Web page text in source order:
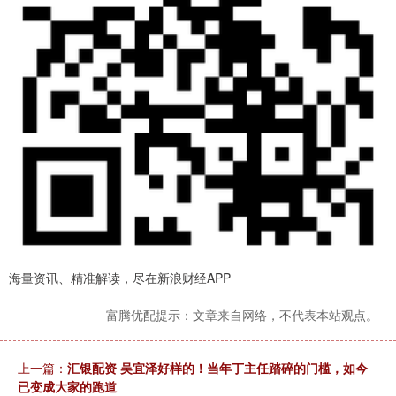
海量资讯、精准解读，尽在新浪财经APP
富腾优配提示：文章来自网络，不代表本站观点。
上一篇： 汇银配资 吴宜泽好样的！当年丁主任踏碎的门槛，如今
已变成大家的跑道